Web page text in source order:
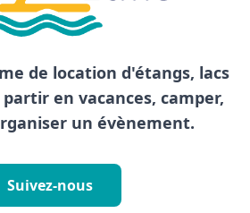
de location d'étangs, lacs
en vacances, camper,
un évènement.
Suivez-nous